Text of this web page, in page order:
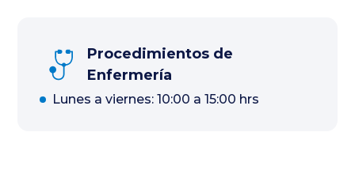
Procedimientos de
Enfermería
Lunes a viernes: 10:00 a 15:00 hrs